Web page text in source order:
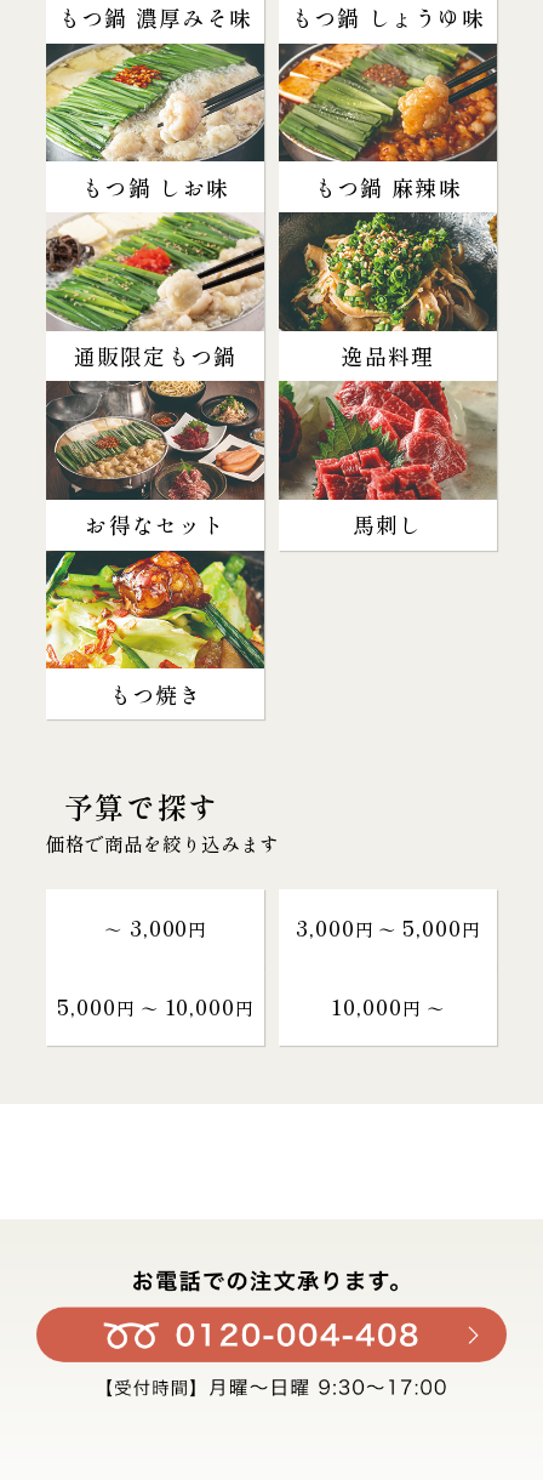
もつ鍋 濃厚みそ味 もつ鍋 しょうゆ味
もつ鍋 しお味 もつ鍋 麻辣味
通販限定もつ鍋 逸品料理
お得なセット 馬刺し
もつ焼き
予算で探す
価格で商品を絞り込みます
～ 3,000円 3,000円 〜 5,000円
5,000円 〜 10,000円 10,000円 〜